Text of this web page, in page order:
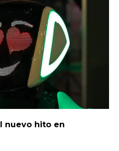
nuevo hito en